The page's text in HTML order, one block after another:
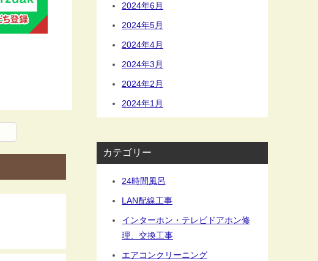
2024年6月
2024年5月
2024年4月
2024年3月
2024年2月
2024年1月
カテゴリー
24時間風呂
LAN配線工事
インターホン・テレビドアホン修
理、交換工事
エアコンクリーニング